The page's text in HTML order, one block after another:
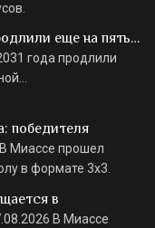
еще на пять…
года продлили
победителя
В Миассе прошел
в формате 3х3.
в
В Миассе